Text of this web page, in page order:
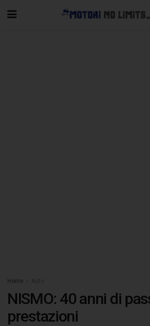
Home
NISMO: 40 anni di
prestazioni